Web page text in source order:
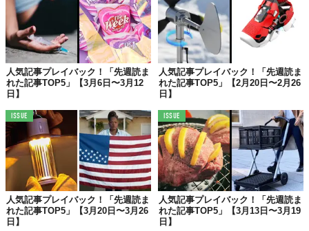
生理 の問題をテーマに扱っていることで注目を集めているディズ
ニー最新作 『私ときどきレッサーパンダ』。
じつはもっともっと昔、ディズニーが生理を題材としたアニメー
ションを制作していたのをご存知でしょうか？
1946年、第二次世界大戦中に制作された『月経の物語（The
Story of Menstruation）』。この作品は、当時としては非常に
人気記事プレイバック！「先週読ま
れた記事TOP5」【3月6日〜3月12
日】
人気記事プレイバック！「先週読ま
れた記事TOP5」【2月20日〜2月26
日】
ISSUE
人気記事プレイバック！「先週読ま
れた記事TOP5」【3月20日〜3月26
日】
ISSUE
人気記事プレイバック！「先週読ま
れた記事TOP5」【3月13日〜3月19
日】